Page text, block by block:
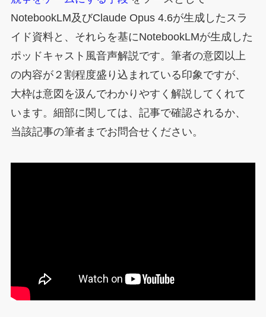
NotebookLM及びClaude Opus 4.6が生成したスラ
イド資料と、それらを基にNotebookLMが生成した
ポッドキャスト風音声解説です。筆者の意図以上
の内容が２割程度盛り込まれている印象ですが、
大枠は意図を汲んでわかりやすく解説してくれて
います。細部に関しては、記事で確認されるか、
当該記事の筆者までお問合せください。